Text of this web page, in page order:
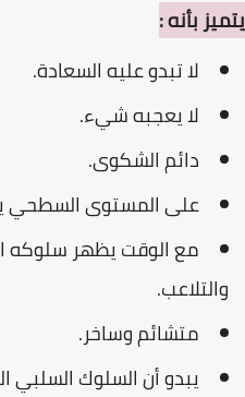
يتميز بأنه :
لا تبدو عليه السعادة.
لا يعجبه شيء.
دائم الشكوى.
على المستوى السطحي
مع الوقت يظهر سلوكه
والتلاعب.
متشائم وساخر.
يبدو أن السلوك